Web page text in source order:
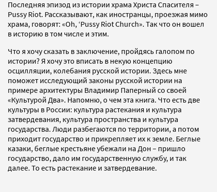
Последняя эпизод из истории храма Христа Спасителя –
Pussy Riot. Рассказывают, как иностранцы, проезжая мимо
храма, говорят: «Оh, ‘Pussy Riot Church». Так что он вошел
в историю в том числе и этим.
Что я хочу сказать в заключение, пройдясь галопом по
истории? Я хочу это вписать в некую концепцию
осцилляции, колебания русской истории. Здесь мне
поможет исследующий законы русской истории на
примере архитектуры Владимир Паперный со своей
«Культурой Два». Напомню, о чем эта книга. Что есть две
культуры в России: культура растекания и культура
затвердевания, культура пространства и культура
государства. Люди разбегаются по территории, а потом
приходит государство и прикрепляет их к земле. Беглые
казаки, беглые крестьяне убежали на Дон – пришло
государство, дало им государственную службу, и так
далее. То есть растекание и затвердевание.